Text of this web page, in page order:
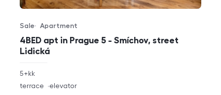
4BED apt in Prague 5 - Smíchov, street
Lidická
Offer type
Sale
Property type
Apartment
rozměry
5+kk
funkce
terrace elevator